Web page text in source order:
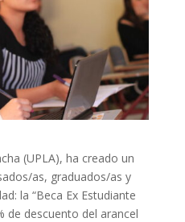
(UPLA), ha creado un
as, graduados/as y
la “Beca Ex Estudiante
de descuento del arancel